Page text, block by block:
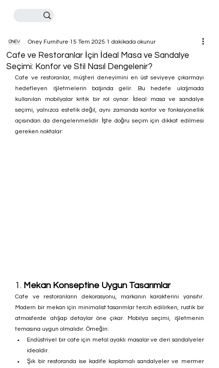
Cafe ve Restoranlar İçin İdeal Masa ve Sandalye
Seçimi: Konfor ve Stil Nasıl Dengelenir?
Oney Furniture 15 Tem 2025 1 dakikada okunur
Cafe ve restoranlar, müşteri deneyimini en üst seviyeye çıkarmayı
hedefleyen işletmelerin başında gelir. Bu hedefe ulaşmada
kullanılan mobilyalar kritik bir rol oynar. İdeal masa ve sandalye
seçimi, yalnızca estetik değil, aynı zamanda konfor ve fonksiyonellik
açısından da dengelenmelidir. İşte doğru seçim için dikkat edilmesi
gereken noktalar:
1. Mekan Konseptine Uygun Tasarımlar
Cafe ve restoranların dekorasyonu, markanın karakterini yansıtır.
Modern bir mekan için minimalist tasarımlar tercih edilirken, rustik bir
atmosferde ahşap detaylar öne çıkar. Mobilya seçimi, işletmenin
temasına uygun olmalıdır. Örneğin:
Endüstriyel bir cafe için metal ayaklı masalar ve deri sandalyeler
idealdir.
Şık bir restoranda ise kadife kaplamalı sandalyeler ve mermer